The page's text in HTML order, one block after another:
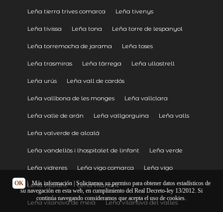
Leña tierra trives comarca Leña tivenys
Leña tivissa Leña tona Leña torre de lespanyol
Leña torremocha de jarama Leña toses
Leña trasmiras Leña tàrrega Leña ullastrell
Leña urús Leña vall de cardós
Leña vallbona de les monges Leña vallclara
Leña valle de arán Leña vallgorguina Leña valls
Leña valverde de alcalá
Leña vandellòs i lhospitalet de linfant Leña verde
Leña vidreres Leña vigo comarca Leña vigo
Leña vilafant Leña vilanant
Leña vilanova de meià Leña vilanova del valles
OK | Más información| Solicitamos su permiso para obtener datos estadísticos de
su navegación en esta web, en cumplimiento del Real Decreto-ley 13/2012. Si
continúa navegando consideramos que acepta el uso de cookies.